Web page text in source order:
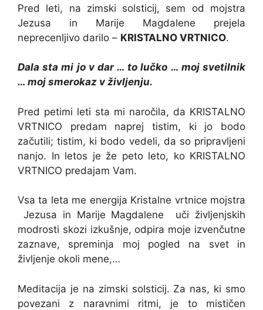
Pred leti, na zimski solsticij, sem od mojstra
Jezusa in Marije Magdalene prejela
neprecenljivo darilo – KRISTALNO VRTNICO.
Dala sta mi jo v dar … to lučko … moj svetilnik
… moj smerokaz v življenju.
Pred petimi leti sta mi naročila, da KRISTALNO
VRTNICO predam naprej tistim, ki jo bodo
začutili; tistim, ki bodo vedeli, da so pripravljeni
nanjo. In letos je že peto leto, ko KRISTALNO
VRTNICO predajam Vam.
Vsa ta leta me energija Kristalne vrtnice mojstra
Jezusa in Marije Magdalene uči življenjskih
modrosti skozi izkušnje, odpira moje izvenčutne
zaznave, spreminja moj pogled na svet in
življenje okoli mene,…
Meditacija je na zimski solsticij. Za nas, ki smo
povezani z naravnimi ritmi, je to mističen